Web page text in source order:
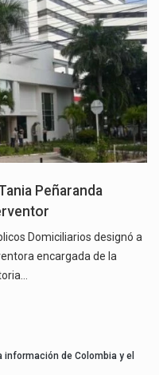
Peñaranda
Domiciliarios designó a
encargada de la
de Colombia y el